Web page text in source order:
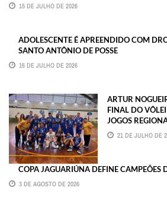
15 DE JULHO DE 2026
ADOLESCENTE É APREENDIDO COM
SANTO ANTÔNIO DE POSSE
16 DE JULHO DE 2026
ARTUR
FINAL DO
JOGOS
21 DE JULHO DE
COPA JAGUARIÚNA DEFINE CAMPEÕES
3 DE AGOSTO DE 2026